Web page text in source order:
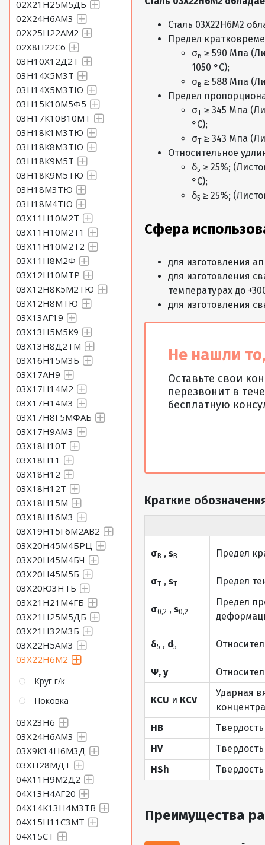
02Х21Н25М5ДБ
02Х24Н6АМ3
02Х25Н22АМ2
02Х8Н22С6
03Н10Х12Д2Т
03Н14Х5М3Т
03Н14Х5М3ТЮ
03Н15К10М5Ф5
03Н17К10В10МТ
03Н18К1М3ТЮ
03Н18К8М3ТЮ
03Н18К9М5Т
03Н18К9М5ТЮ
03Н18М3ТЮ
03Н18М4ТЮ
03Х11Н10М2Т
03Х11Н10М2Т1
03Х11Н10М2Т2
03Х11Н8М2Ф
03Х12Н10МТР
03Х12Н8К5М2ТЮ
03Х12Н8МТЮ
03Х13АГ19
03Х13Н5М5К9
03Х13Н8Д2ТМ
03Х16Н15М3Б
03Х17АН9
03Х17Н14М2
03Х17Н14М3
03Х17Н8Г5МФАБ
03Х17Н9АМ3
03Х18Н10Т
03Х18Н11
03Х18Н12
03Х18Н12Т
03Х18Н15М
03Х18Н16М3
03Х19Н15Г6М2АВ2
03Х20Н45М4БРЦ
03Х20Н45М4БЧ
03Х20Н45М5Б
03Х20Ю3НТБ
03Х21Н21М4ГБ
03Х21Н25М5ДБ
03Х21Н32М3Б
03Х22Н5АМ3
03Х22Н6М2
Круг г/к
Поковка
03Х23Н6
03Х24Н6АМ3
03Х9К14Н6М3Д
03ХН28МДТ
04Х11Н9М2Д2
04Х13Н4АГ20
04Х14К13Н4М3ТВ
04Х15Н11С3МТ
04Х15СТ
Сталь 03Х22Н6М2
Предел
σв ≥ 590 Мпа
1050 °C);
σв ≥ 588 Мпа
Предел
σТ ≥ 345 Мпа
°C);
σТ ≥ 343 Мпа
Относительное
δ5 ≥ 25%;
°C);
δ5 ≥ 25%;
Сфера
для изготовления
для изготовления
температурах до
для изготовления
Не нашли
Оставьте свои
перезвонит в
бесплатную
Краткие
σВ ,sВ Предел
σТ ,sТ Предел
σ0,2 ,s0,2
Предел
δ5 , d5
Ψ, y
KCU и KCV
Ударная
HB
HV
HSh
Преимущества